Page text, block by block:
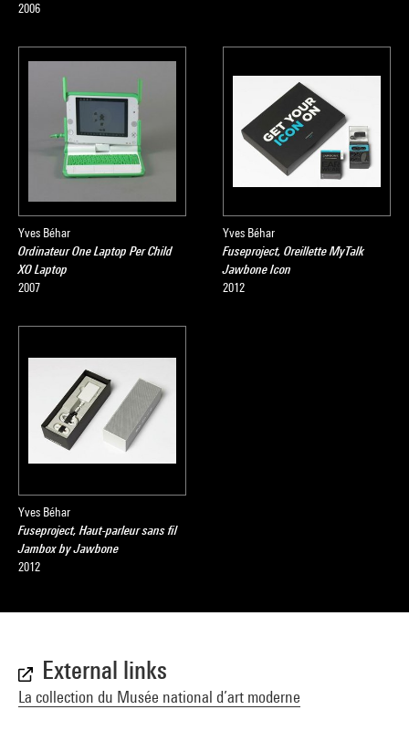
2006
Yves Béhar
Ordinateur One Laptop Per Child
XO Laptop
2007
Yves Béhar
Fuseproject, Oreillette MyTalk
Jawbone Icon
2012
Yves Béhar
Fuseproject, Haut-parleur sans fil
Jambox by Jawbone
2012
External links
La collection du Musée national d’art moderne